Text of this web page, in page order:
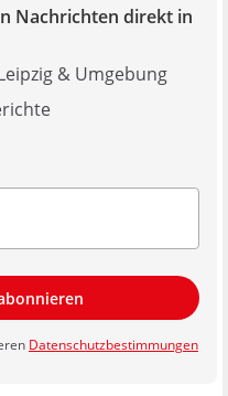
Nachrichten direkt in
& Umgebung
Datenschutzbestimmungen